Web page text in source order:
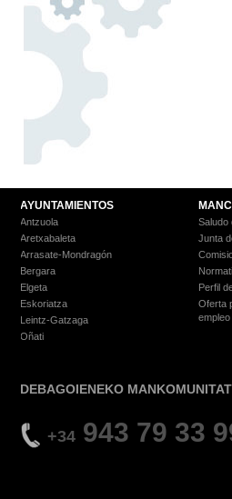
AYUNTAMIENTOS
Antzuola
Aretxabaleta
Arrasate-Mondragón
Bergara
Elgeta
Eskoriatza
Leintz-Gatzaga
Oñati
Saludo
Junta
Perfil
Oferta
empleo
DEBAGOIENEKO
+34 943 79 33